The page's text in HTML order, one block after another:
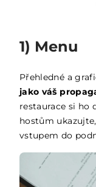
1) Menu
Přehledné a
jako váš
restaurace si ho
hostům
vstupem do